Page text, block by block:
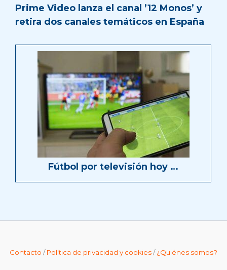
Prime Video lanza el canal ’12 Monos’ y
retira dos canales temáticos en España
Fútbol por televisión hoy …
Contacto /Política de privacidad y cookies/¿Quiénes somos?